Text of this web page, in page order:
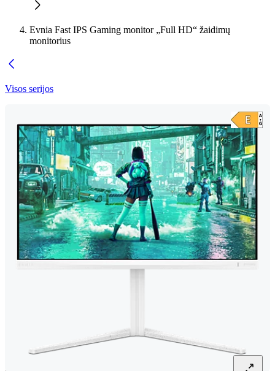
Evnia Fast IPS Gaming monitor „Full HD“ žaidimų
monitorius
Visos serijos